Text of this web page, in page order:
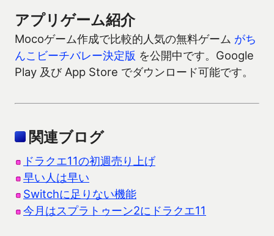
アプリゲーム紹介
Mocoゲーム作成で比較的人気の無料ゲーム がち
んこビーチバレー決定版 を公開中です。Google
Play 及び App Store でダウンロード可能です。
関連ブログ
ドラクエ11の初週売り上げ
早い人は早い
Switchに足りない機能
今月はスプラトゥーン2にドラクエ11